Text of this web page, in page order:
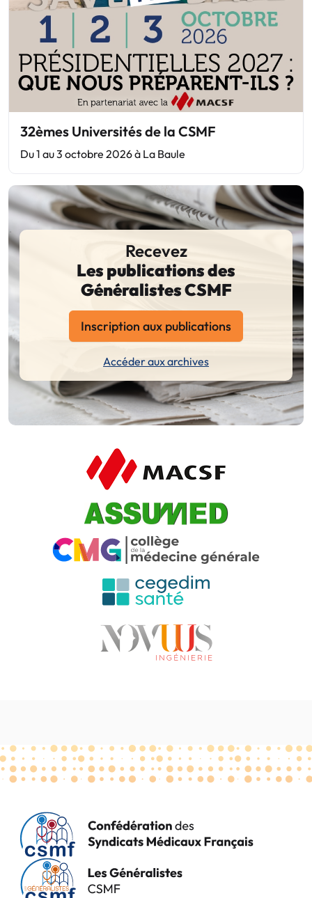
32èmes Universités de la CSMF
Du 1 au 3 octobre 2026 à La Baule
Recevez
Les publications des
Généralistes CSMF
Inscription aux publications
Accéder aux archives